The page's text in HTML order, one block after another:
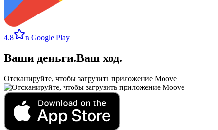
4.8 в Google Play
Ваши деньги.Ваш ход.
Отсканируйте, чтобы загрузить приложение Moove